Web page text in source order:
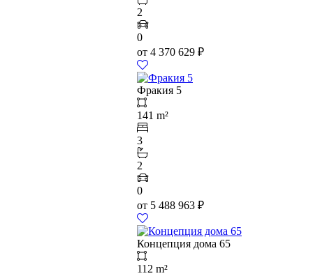
2
0
от 4 370 629 ₽
Фракия 5
141 m²
3
2
0
от 5 488 963 ₽
Концепция дома 65
112 m²